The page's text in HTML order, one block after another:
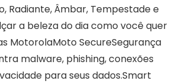
Radiante, Âmbar, Tempestade e
a beleza do dia como você quer
MotorolaMoto SecureSegurança
malware, phishing, conexões
para seus dados.Smart